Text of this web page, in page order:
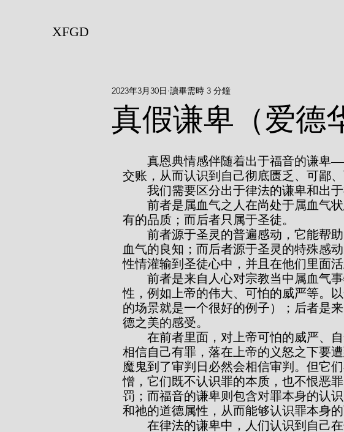
XFGD
真假谦卑（爱德
2023年3月30日 讀畢需時 3 分鐘
交账，从而认识到自己彻底匮乏、可鄙、
我们需要区分出于律法的谦卑和出
有的品质；而后者只属于圣徒。
血气的良知；而后者源于圣灵的特殊感
性情灌输到圣徒心中，并且在他们里面活
性，例如上帝的伟大、可怕的威严等。
的场景就是一个很好的例子）；后者是
德之美的感受。
相信自己有罪，落在上帝的义怒之下要
魔鬼到了审判日必然会相信审判。但它
憎，它们既不认识罪的本质，也不恨恶
罚；而福音的谦卑则包含对罪本身的认
和祂的道德属性，从而能够认识罪本身的